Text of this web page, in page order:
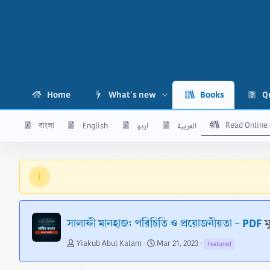
Home What's new Books
বাংলা English اردو العربية Read Online
সালাফী মানহাজ: পরিচিতি ও প্রয়োজনীয়তা - PDF
A
t
Yiakub Abul Kalam
C
e
Mar 21, 2023 Featured